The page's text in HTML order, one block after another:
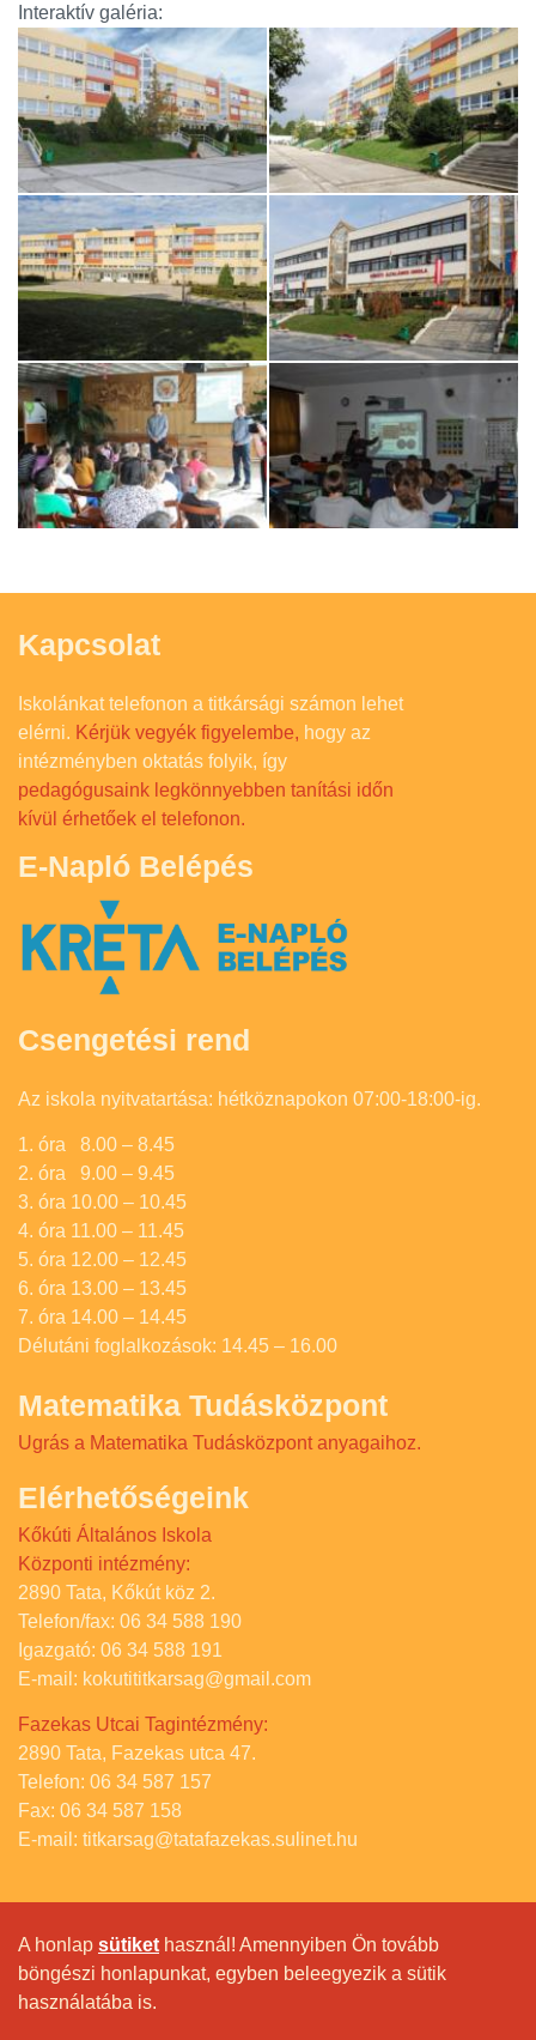
Interaktív galéria:
Kapcsolat
Iskolánkat telefonon a titkársági számon lehet
elérni. Kérjük vegyék figyelembe, hogy az
intézményben oktatás folyik, így
pedagógusaink legkönnyebben tanítási időn
kívül érhetőek el telefonon.
E-Napló Belépés
Csengetési rend
Az iskola nyitvatartása: hétköznapokon 07:00-18:00-ig.
1. óra 8.00 – 8.45
2. óra 9.00 – 9.45
3. óra 10.00 – 10.45
4. óra 11.00 – 11.45
5. óra 12.00 – 12.45
6. óra 13.00 – 13.45
7. óra 14.00 – 14.45
Délutáni foglalkozások: 14.45 – 16.00
Matematika Tudásközpont
Ugrás a Matematika Tudásközpont anyagaihoz.
Elérhetőségeink
Kőkúti Általános Iskola
Központi intézmény:
2890 Tata, Kőkút köz 2.
Telefon/fax: 06 34 588 190
Igazgató: 06 34 588 191
E-mail: kokutititkarsag@gmail.com
Fazekas Utcai Tagintézmény:
2890 Tata, Fazekas utca 47.
Telefon: 06 34 587 157
Fax: 06 34 587 158
E-mail: titkarsag@tatafazekas.sulinet.hu
A honlap sütiket használ! Amennyiben Ön tovább
böngészi honlapunkat, egyben beleegyezik a sütik
használatába is.